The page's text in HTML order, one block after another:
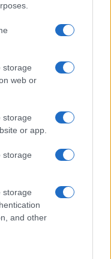
storage
web or
storage
or app.
storage
storage
and other
¿Qué está impulsando
$1,917.56